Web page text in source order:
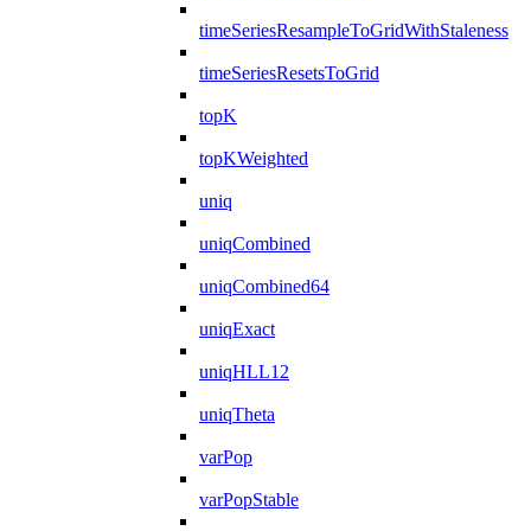
timeSeriesResampleToGridWithStaleness
timeSeriesResetsToGrid
topK
topKWeighted
uniq
uniqCombined
uniqCombined64
uniqExact
uniqHLL12
uniqTheta
varPop
varPopStable